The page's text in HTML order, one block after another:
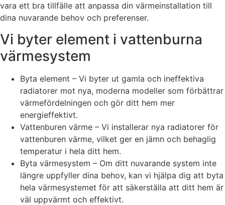
vara ett bra tillfälle att anpassa din värmeinstallation till
dina nuvarande behov och preferenser.
Vi byter element i vattenburna
värmesystem
Byta element – Vi byter ut gamla och ineffektiva
radiatorer mot nya, moderna modeller som förbättrar
värmefördelningen och gör ditt hem mer
energieffektivt.
Vattenburen värme – Vi installerar nya radiatorer för
vattenburen värme, vilket ger en jämn och behaglig
temperatur i hela ditt hem.
Byta värmesystem – Om ditt nuvarande system inte
längre uppfyller dina behov, kan vi hjälpa dig att byta
hela värmesystemet för att säkerställa att ditt hem är
väl uppvärmt och effektivt.